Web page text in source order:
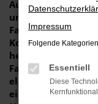
Autobaukonzern
und Präzision
Fahrzeuge der
Kombination aus
herausragendem
Fahren. Als
elektrischen
einzigartige
Impressum
Folgende
Essentiell
Diese